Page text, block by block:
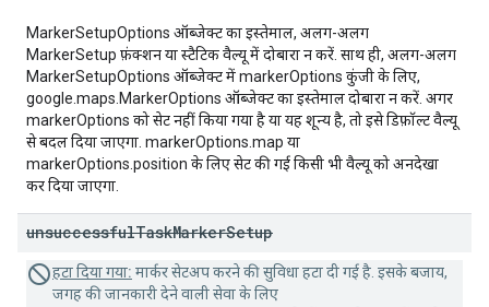
MarkerSetupOptions ऑब्जेक्ट का इस्तेमाल, अलग-अलग
MarkerSetup फ़ंक्शन या स्टैटिक वैल्यू में दोबारा न करें. साथ ही, अलग-अलग
MarkerSetupOptions ऑब्जेक्ट में markerOptions कुंजी के लिए,
google.maps.MarkerOptions ऑब्जेक्ट का इस्तेमाल दोबारा न करें. अगर
markerOptions को सेट नहीं किया गया है या यह शून्य है, तो इसे डिफ़ॉल्ट वैल्यू
से बदल दिया जाएगा. markerOptions.map या
markerOptions.position के लिए सेट की गई किसी भी वैल्यू को अनदेखा
कर दिया जाएगा.
unsuccessfulTaskMarkerSetup
हटा दिया गया: मार्कर सेटअप करने की सुविधा हटा दी गई है. इसके बजाय,
जगह की जानकारी देने वाली सेवा के लिए